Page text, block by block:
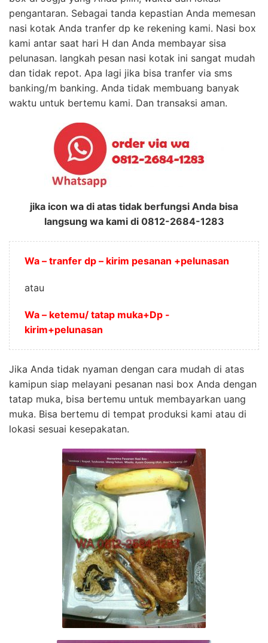
pengantaran. Sebagai tanda kepastian Anda memesan
nasi kotak Anda tranfer dp ke rekening kami. Nasi box
kami antar saat hari H dan Anda membayar sisa
pelunasan. langkah pesan nasi kotak ini sangat mudah
dan tidak repot. Apa lagi jika bisa tranfer via sms
banking/m banking. Anda tidak membuang banyak
waktu untuk bertemu kami. Dan transaksi aman.
jika icon wa di atas tidak berfungsi Anda bisa
langsung wa kami di 0812-2684-1283
Wa – tranfer dp – kirim pesanan +pelunasan
atau
Wa – ketemu/ tatap muka+Dp -
kirim+pelunasan
Jika Anda tidak nyaman dengan cara mudah di atas
kamipun siap melayani pesanan nasi box Anda dengan
tatap muka, bisa bertemu untuk membayarkan uang
muka. Bisa bertemu di tempat produksi kami atau di
lokasi sesuai kesepakatan.